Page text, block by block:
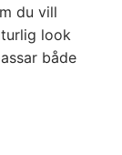
du vill
look
både